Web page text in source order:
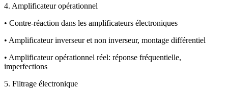
4. Amplificateur opérationnel
• Contre-réaction dans les amplificateurs électroniques
• Amplificateur inverseur et non inverseur, montage différentiel
• Amplificateur opérationnel réel: réponse fréquentielle,
imperfections
5. Filtrage électronique